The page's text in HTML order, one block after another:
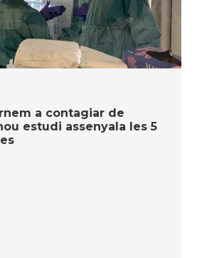
a contagiar de
estudi assenyala les 5